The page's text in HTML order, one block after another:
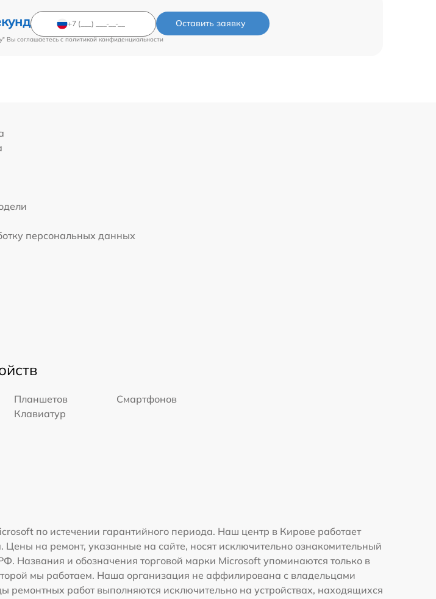
Оставить заявку
Вы соглашаетесь cполитикой конфиденциальности
персональных данных
Планшетов
Смартфонов
Клавиатур
по истечении гарантийного периода. Наш центр в Кирове работает
на ремонт, указанные на сайте, носят исключительно ознакомительный
Названия и обозначения торговой марки Microsoft упоминаются только в
мы работаем. Наша организация не аффилирована с владельцами
ремонтных работ выполняются исключительно на устройствах, находящихся